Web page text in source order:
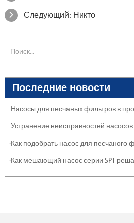
Следующий: Никто
Последние новости